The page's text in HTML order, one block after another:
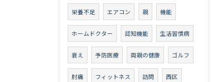
栄養不足 エアコン 親 機能
ホームドクター 認知機能 生活習慣病
衰え 予防医療 両親の健康 ゴルフ
肘痛 フィットネス 訪問 西区